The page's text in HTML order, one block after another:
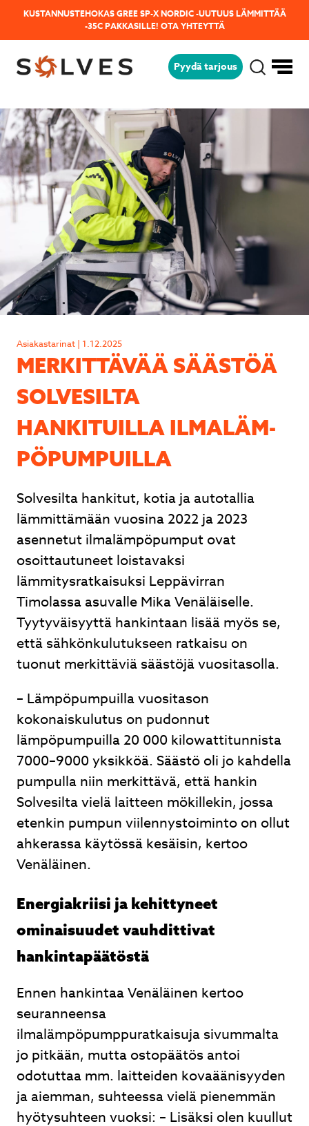
KUSTANNUSTEHOKAS GREE SP-X NORDIC -UUTUUS LÄMMITTÄÄ
-35C PAKKASILLE! OTA YHTEYTTÄ
Pyydä tarjous
Asiakastarinat | 1.12.2025
MERKITTÄVÄÄ SÄÄSTÖÄ
SOLVESILTA
HANKITUILLA IL­MA­LÄM­
PÖ­PUM­PUIL­LA
Solvesilta hankitut, kotia ja autotallia
lämmittämään vuosina 2022 ja 2023
asennetut ilmalämpöpumput ovat
osoittautuneet loistavaksi
lämmitysratkaisuksi Leppävirran
Timolassa asuvalle Mika Venäläiselle.
Tyytyväisyyttä hankintaan lisää myös se,
että sähkönkulutukseen ratkaisu on
tuonut merkittäviä säästöjä vuositasolla.
– Lämpöpumpuilla vuositason
kokonaiskulutus on pudonnut
lämpöpumpuilla 20 000 kilowattitunnista
7000–9000 yksikköä. Säästö oli jo kahdella
pumpulla niin merkittävä, että hankin
Solvesilta vielä laitteen mökillekin, jossa
etenkin pumpun viilennystoiminto on ollut
ahkerassa käytössä kesäisin, kertoo
Venäläinen.
Energiakriisi ja kehittyneet
ominaisuudet vauhdittivat
hankintapäätöstä
Ennen hankintaa Venäläinen kertoo
seuranneensa
ilmalämpöpumppuratkaisuja sivummalta
jo pitkään, mutta ostopäätös antoi
odotuttaa mm. laitteiden kovaäänisyyden
ja aiemman, suhteessa vielä pienemmän
hyötysuhteen vuoksi: – Lisäksi olen kuullut
Jäikö sinulla kysyttävää?
Lähetä kysymyksesi helposti tämän
lomakkeen avulla niin vastaamme sinulle
mahdollisimman pian!
Ilmalämpöpumpusta nopea tarjous, nopea
toimitus ja ammattitaitoinen asennus. Hyvät
neuvot kaupan päälle.
Juhani Kuntsi
Page
of